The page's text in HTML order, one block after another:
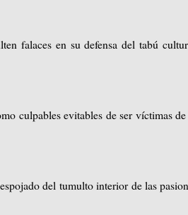
falaces en su defensa del tabú
culpables evitables de ser víctimas
del tumulto interior de las